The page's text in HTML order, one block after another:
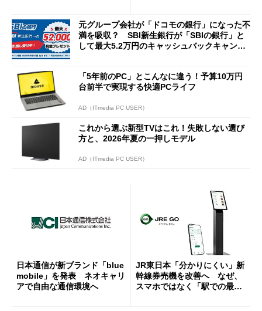
元グループ会社が「ドコモの銀行」になった不
満を吸収？ SBI新生銀行が「SBIの銀行」と
して最大5.2万円のキャッシュバックキャンペ
「5年前のPC」とこんなに違う！予算10万円
台前半で実現する快適PCライフ
AD（ITmedia PC USER）
これから選ぶ新型TVはこれ！失敗しない選び
方と、2026年夏の一押しモデル
AD（ITmedia PC USER）
日本通信が新ブランド「blue
mobile」を発表 ネオキャリ
アで自由な通信環境へ
JR東日本「分かりにくい」新
幹線券売機を改善へ なぜ、
スマホではなく「駅での最短